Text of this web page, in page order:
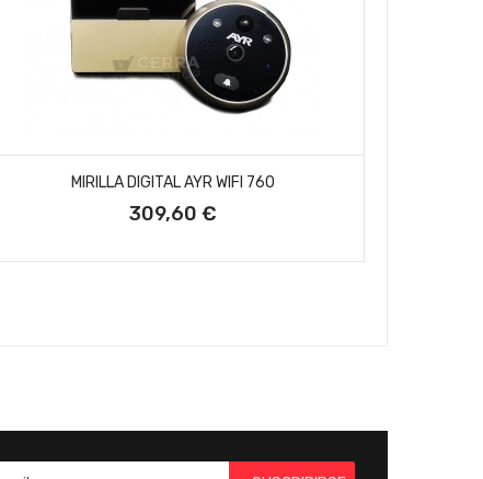
AÑADIR AL CARRITO
MIRILLA DIGITAL AYR WIFI 760
309,60 €